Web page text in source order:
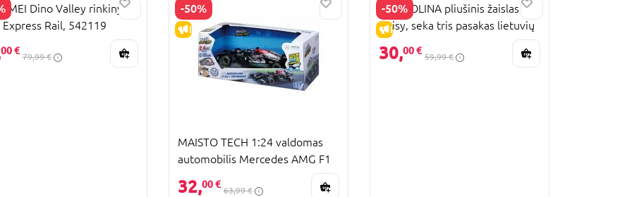
MEI Dino Valley rinkinys
Rail, 542119
00 €
79,99 €
-50%
IŠPARDAVIMAS
MAISTO TECH 1:24 valdomas
automobilis Mercedes AMG F1
32,00 €
63,99 €
-50%
IŠPARDAVIMAS
BAMBOLINA pliušinis žaislas
Daisy, seka tris pasakas lietuvių
kalba, BD2021LT
30,00 €
59,99 €